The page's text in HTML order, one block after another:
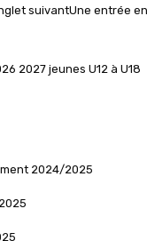
suivantOnglet
Une entrée
2024/2025